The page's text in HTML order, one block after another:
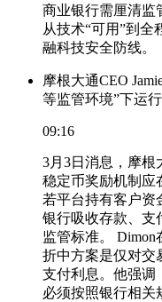
商业银行需厘清监
从技术“可用”到全
融科技安全防线。
摩根大通CEO
等监管环境”下运行
09:16
3月3日消息，摩根
稳定币奖励机制应
若平台持有客户资
银行吸收存款、支
监管标准。
折中方案是仅对交
支付利息。他强调
必须按照银行相关